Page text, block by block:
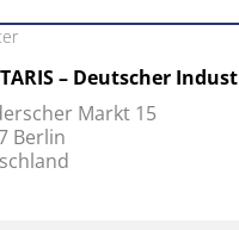
– Deutscher
Markt 15
Berlin